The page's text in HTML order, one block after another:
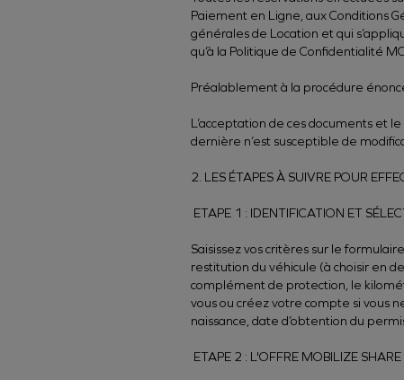
Paiement en Ligne, aux Conditions
générales de Location et qui
qu’à la Politique de Confidentialité
Préalablement à la procédure
L’acceptation de ces documents et
dernière n’est susceptible de
2. LES ÉTAPES À SUIVRE POUR
ETAPE 1 : IDENTIFICATION ET
Saisissez vos critères sur le
restitution du véhicule (à choisir en
complément de protection, le
vous ou créez votre compte si vous
naissance, date d’obtention du
ETAPE 2 : L'OFFRE MOBILIZE SHARE